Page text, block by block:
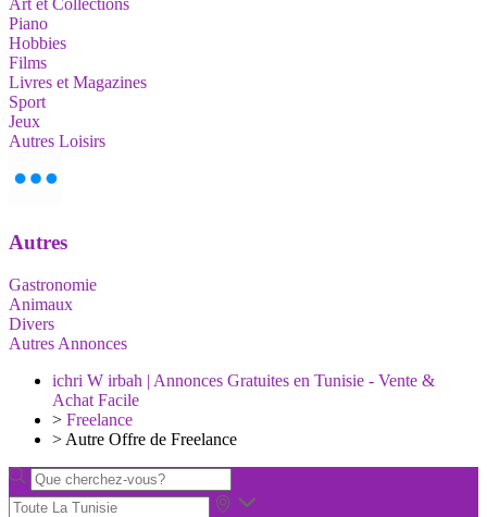
Art et Collections
Piano
Hobbies
Films
Livres et Magazines
Sport
Jeux
Autres Loisirs
Autres
Gastronomie
Animaux
Divers
Autres Annonces
ichri W irbah | Annonces Gratuites en Tunisie - Vente &
Achat Facile
> Freelance
> Autre Offre de Freelance